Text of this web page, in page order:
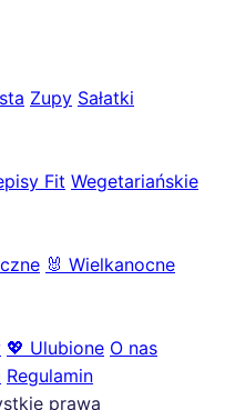
Zupy Sałatki
Fit Wegetariańskie
🐰 Wielkanocne
💖 Ulubione O nas
Regulamin
prawa